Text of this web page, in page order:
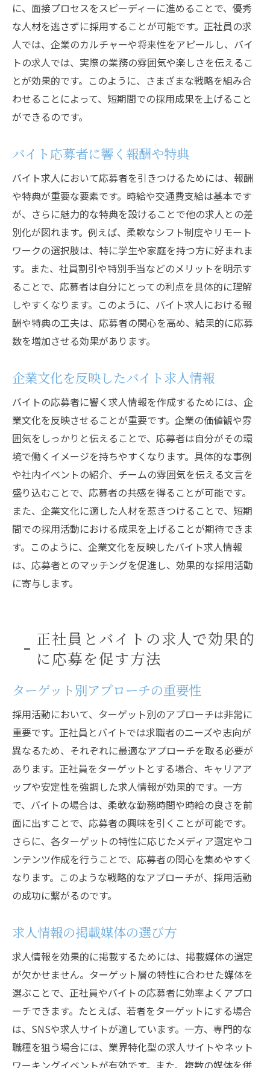
に、面接プロセスをスピーディーに進めることで、優秀
な人材を逃さずに採用することが可能です。正社員の求
人では、企業のカルチャーや将来性をアピールし、バイ
トの求人では、実際の業務の雰囲気や楽しさを伝えるこ
とが効果的です。このように、さまざまな戦略を組み合
わせることによって、短期間での採用成果を上げること
ができるのです。
バイト応募者に響く報酬や特典
バイト求人において応募者を引きつけるためには、報酬
や特典が重要な要素です。時給や交通費支給は基本です
が、さらに魅力的な特典を設けることで他の求人との差
別化が図れます。例えば、柔軟なシフト制度やリモート
ワークの選択肢は、特に学生や家庭を持つ方に好まれま
す。また、社員割引や特別手当などのメリットを明示す
ることで、応募者は自分にとっての利点を具体的に理解
しやすくなります。このように、バイト求人における報
酬や特典の工夫は、応募者の関心を高め、結果的に応募
数を増加させる効果があります。
企業文化を反映したバイト求人情報
バイトの応募者に響く求人情報を作成するためには、企
業文化を反映させることが重要です。企業の価値観や雰
囲気をしっかりと伝えることで、応募者は自分がその環
境で働くイメージを持ちやすくなります。具体的な事例
や社内イベントの紹介、チームの雰囲気を伝える文言を
盛り込むことで、応募者の共感を得ることが可能です。
また、企業文化に適した人材を惹きつけることで、短期
間での採用活動における成果を上げることが期待できま
す。このように、企業文化を反映したバイト求人情報
は、応募者とのマッチングを促進し、効果的な採用活動
に寄与します。
正社員とバイトの求人で効果的
に応募を促す方法
ターゲット別アプローチの重要性
採用活動において、ターゲット別のアプローチは非常に
重要です。正社員とバイトでは求職者のニーズや志向が
異なるため、それぞれに最適なアプローチを取る必要が
あります。正社員をターゲットとする場合、キャリアア
ップや安定性を強調した求人情報が効果的です。一方
で、バイトの場合は、柔軟な勤務時間や時給の良さを前
面に出すことで、応募者の興味を引くことが可能です。
さらに、各ターゲットの特性に応じたメディア選定やコ
ンテンツ作成を行うことで、応募者の関心を集めやすく
なります。このような戦略的なアプローチが、採用活動
の成功に繋がるのです。
求人情報の掲載媒体の選び方
求人情報を効果的に掲載するためには、掲載媒体の選定
が欠かせません。ターゲット層の特性に合わせた媒体を
選ぶことで、正社員やバイトの応募者に効率よくアプロ
ーチできます。たとえば、若者をターゲットにする場合
は、SNSや求人サイトが適しています。一方、専門的な
職種を狙う場合には、業界特化型の求人サイトやネット
ワーキングイベントが有効です。また、複数の媒体を併